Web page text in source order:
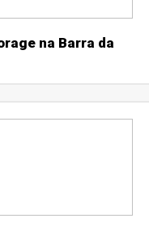
na Barra da